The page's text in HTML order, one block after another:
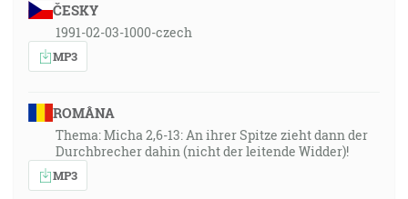
ČESKY
1991-02-03-1000-czech
MP3
ROMÂNA
Thema: Micha 2,6-13: An ihrer Spitze zieht dann der
Durchbrecher dahin (nicht der leitende Widder)!
MP3